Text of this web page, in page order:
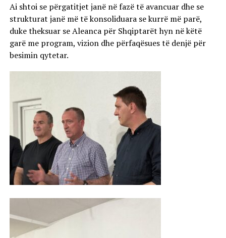
Ai shtoi se përgatitjet janë në fazë të avancuar dhe se
strukturat janë më të konsoliduara se kurrë më parë,
duke theksuar se Aleanca për Shqiptarët hyn në këtë
garë me program, vizion dhe përfaqësues të denjë për
besimin qytetar.